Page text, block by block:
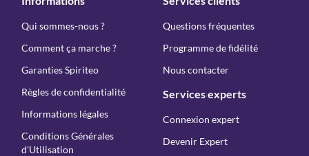
Qui sommes-nous ?
Comment ça marche ?
Garanties Spiriteo
Règles de confidentialité
Informations légales
Conditions Générales
d'Utilisation
Questions fréquentes
Programme de fidélité
Nous contacter
Services experts
Connexion expert
Devenir Expert